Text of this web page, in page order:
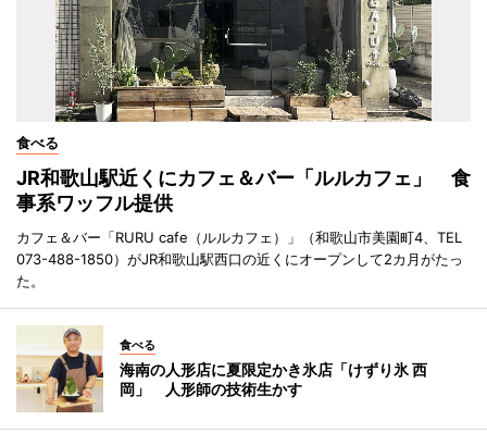
食べる
JR和歌山駅近くにカフェ＆バー「ルルカフェ」 食
事系ワッフル提供
カフェ＆バー「RURU cafe（ルルカフェ）」（和歌山市美園町4、TEL
073-488-1850）がJR和歌山駅西口の近くにオープンして2カ月がたっ
た。
食べる
海南の人形店に夏限定かき氷店「けずり氷 西
岡」 人形師の技術生かす